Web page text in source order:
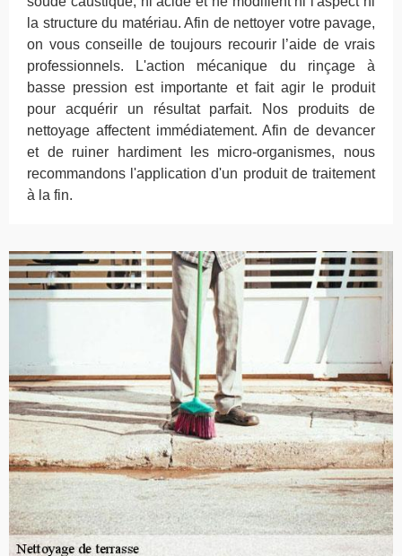
la structure du matériau. Afin de nettoyer votre pavage,
on vous conseille de toujours recourir l’aide de vrais
professionnels. L'action mécanique du rinçage à
basse pression est importante et fait agir le produit
pour acquérir un résultat parfait. Nos produits de
nettoyage affectent immédiatement. Afin de devancer
et de ruiner hardiment les micro-organismes, nous
recommandons l'application d'un produit de traitement
à la fin.